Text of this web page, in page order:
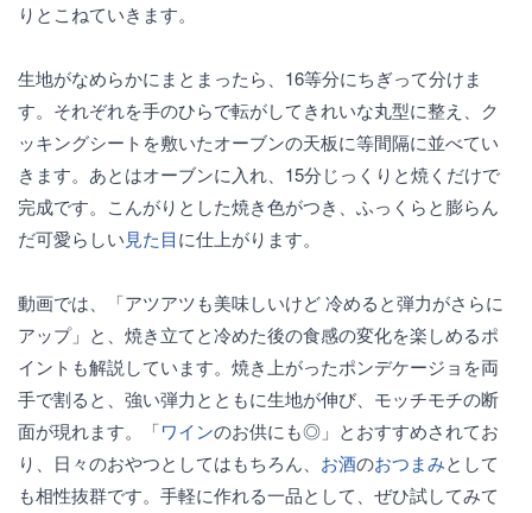
りとこねていきます。
生地がなめらかにまとまったら、16等分にちぎって分けま
す。それぞれを手のひらで転がしてきれいな丸型に整え、ク
ッキングシートを敷いたオーブンの天板に等間隔に並べてい
きます。あとはオーブンに入れ、15分じっくりと焼くだけで
完成です。こんがりとした焼き色がつき、ふっくらと膨らん
だ可愛らしい見た目に仕上がります。
動画では、「アツアツも美味しいけど 冷めると弾力がさらに
アップ」と、焼き立てと冷めた後の食感の変化を楽しめるポ
イントも解説しています。焼き上がったポンデケージョを両
手で割ると、強い弾力とともに生地が伸び、モッチモチの断
面が現れます。「ワインのお供にも◎」とおすすめされてお
り、日々のおやつとしてはもちろん、 お酒のおつまみとして
も相性抜群です。手軽に作れる一品として、ぜひ試してみて